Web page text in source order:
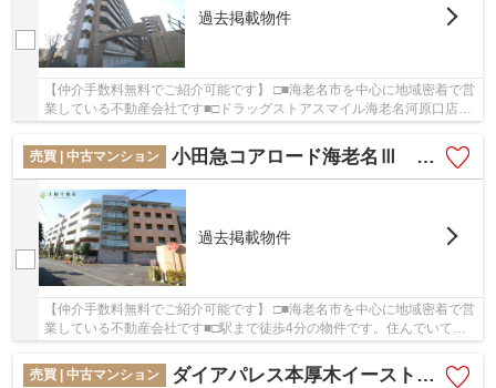
過去掲載物件
【仲介手数料無料でご紹介可能です】 □■海老名市を中心に地域密着で営
業している不動産会社です■□ドラッグストアスマイル海老名河原口店
売買 | 中古マンション
小田急コアロード海老名Ⅲ 3階 3ＬＤＫ リフォーム済み【仲介手数料無料】
過去掲載物件
【仲介手数料無料でご紹介可能です】 □■海老名市を中心に地域密着で営
業している不動産会社です■□駅まで徒歩4分の物件です。住んでいて心
地の良い中古マンションで魅力的です。こだわ...
売買 | 中古マンション
ダイアパレス本厚木イースト ４階3LDKリフォーム済み【仲介手数料無料】